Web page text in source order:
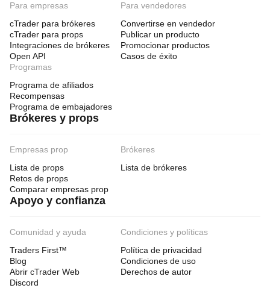
Para empresas
cTrader para brókeres
cTrader para props
Integraciones de brókeres
Open API
Para vendedores
Convertirse en vendedor
Publicar un producto
Promocionar productos
Casos de éxito
Programas
Programa de afiliados
Recompensas
Programa de embajadores
Brókeres y props
Empresas prop
Lista de props
Retos de props
Comparar empresas prop
Brókeres
Lista de brókeres
Apoyo y confianza
Comunidad y ayuda
Traders First™
Blog
Abrir cTrader Web
Discord
Condiciones y políticas
Política de privacidad
Condiciones de uso
Derechos de autor